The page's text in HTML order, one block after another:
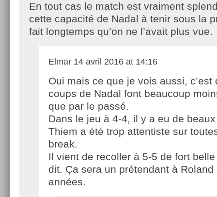
En tout cas le match est vraiment
cette capacité de Nadal à tenir sous la
fait longtemps qu’on ne l’avait plus vue.
Elmar 14 avril 2016 at 14:16
Oui mais ce que je vois aussi, c’est
coups de Nadal font beaucoup
que par le passé.
Dans le jeu à 4-4, il y a eu de
Thiem a été trop attentiste sur
break.
Il vient de recoller à 5-5 de fort
dit. Ça sera un prétendant à
années.